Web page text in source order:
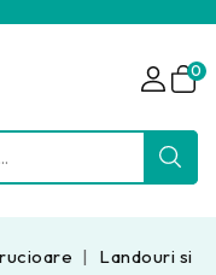
0
Landouri si